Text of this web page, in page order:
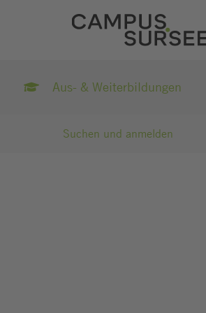
Aus- & Weiterbildungen
Suchen und anmelden